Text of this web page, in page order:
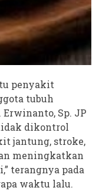
penyakit
tubuh
Sp. JP
dikontrol
jantung, stroke,
meningkatkan
terangnya pada
waktu lalu.